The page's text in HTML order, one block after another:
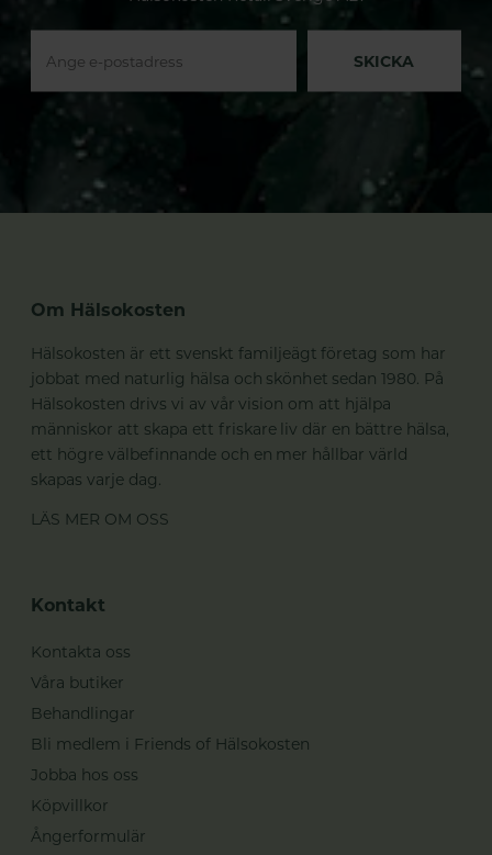
SKICKA
Om Hälsokosten
Hälsokosten är ett svenskt familjeägt företag som har
jobbat med naturlig hälsa och skönhet sedan 1980. På
Hälsokosten drivs vi av vår vision om att hjälpa
människor att skapa ett friskare liv där en bättre hälsa,
ett högre välbefinnande och en mer hållbar värld
skapas varje dag.
LÄS MER OM OSS
Kontakt
Kontakta oss
Våra butiker
Behandlingar
Bli medlem i Friends of Hälsokosten
Jobba hos oss
Köpvillkor
Ångerformulär